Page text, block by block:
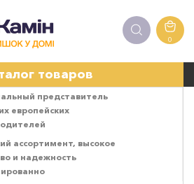
0
товаров
представитель
европейских
ассортимент, высокое
и надежность